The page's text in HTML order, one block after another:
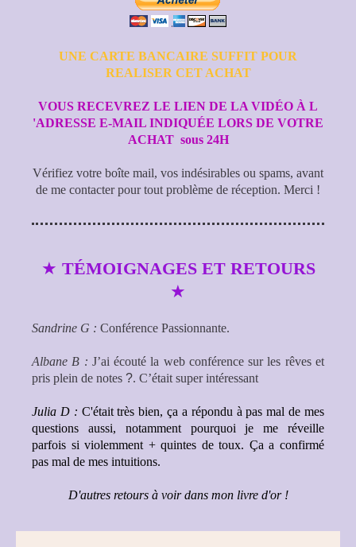
UNE CARTE BANCAIRE SUFFIT POUR
REALISER CET ACHAT
VOUS RECEVREZ LE LIEN DE LA VIDÉO À L
'ADRESSE E-MAIL INDIQUÉE LORS DE VOTRE
ACHAT sous 24H
Vérifiez votre boîte mail, vos indésirables ou spams, avant
de me contacter pour tout problème de réception. Merci !
★ TÉMOIGNAGES ET RETOURS
★
Sandrine G : Conférence Passionnante.
Albane B : J’ai écouté la web conférence sur les rêves et
pris plein de notes ?. C’était super intéressant
Julia D : C'était très bien, ça a répondu à pas mal de mes
questions aussi, notamment pourquoi je me réveille
parfois si violemment + quintes de toux. Ça a confirmé
pas mal de mes intuitions.
D'autres retours à voir dans mon livre d'or !